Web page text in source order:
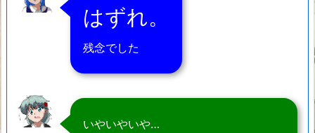
はずれ。
残念でした
いやいやいや…